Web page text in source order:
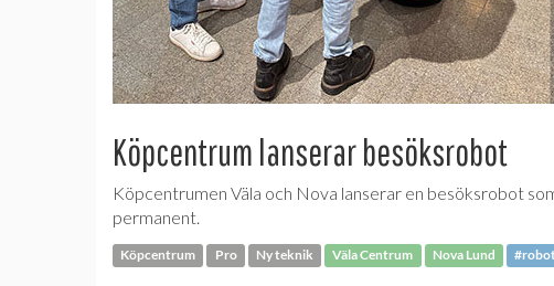
Köpcentrum lanserar besöksrobot
Köpcentrumen Väla och Nova lanserar en besöksrobot
permanent.
Köpcentrum Pro Ny teknik Väla Centrum Nova Lund